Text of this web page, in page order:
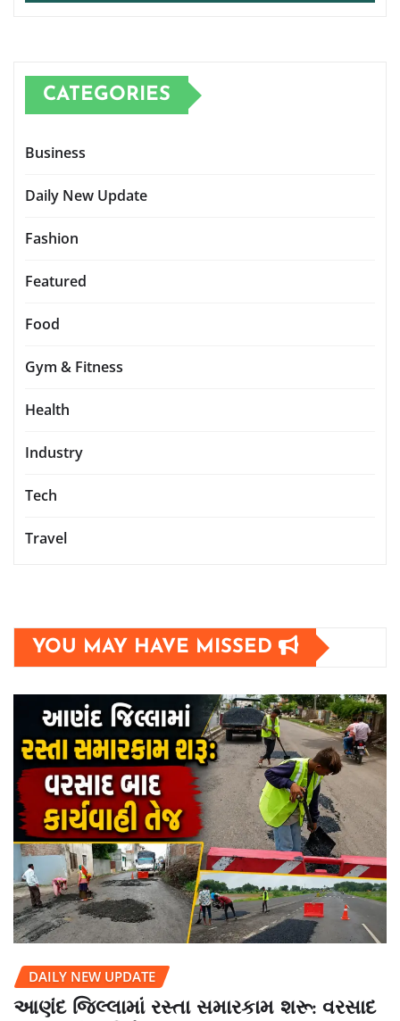
CATEGORIES
Business
Daily New Update
Fashion
Featured
Food
Gym & Fitness
Health
Industry
Tech
Travel
YOU MAY HAVE MISSED
DAILY NEW UPDATE
આણંદ જિલ્લામાં રસ્તા સમારકામ શરૂ: વરસાદ